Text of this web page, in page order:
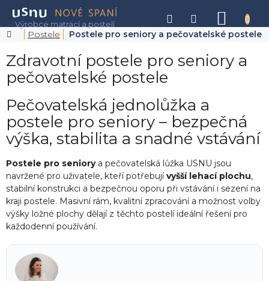
obsah
KOŠÍK
Domů
Postele Postele pro seniory a pečovatelské postele
Zdravotní postele pro seniory a
pečovatelské postele
Pečovatelská jednolůžka a
postele pro seniory – bezpečná
výška, stabilita a snadné vstávání
Postele pro seniorya pečovatelská lůžka USNU jsou
navržené pro uživatele, kteří potřebujívyšší lehací plochu,
stabilní konstrukci a bezpečnou oporu při vstávání i sezení na
kraji postele. Masivní rám, kvalitní zpracování a možnost volby
výšky ložné plochy dělají z těchto postelí ideální řešení pro
každodenní používání.